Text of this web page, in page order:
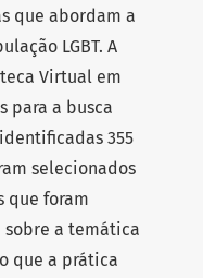
que abordam a
LGBT. A
Virtual em
para a busca
355
selecionados
que foram
sobre a temática
que a prática